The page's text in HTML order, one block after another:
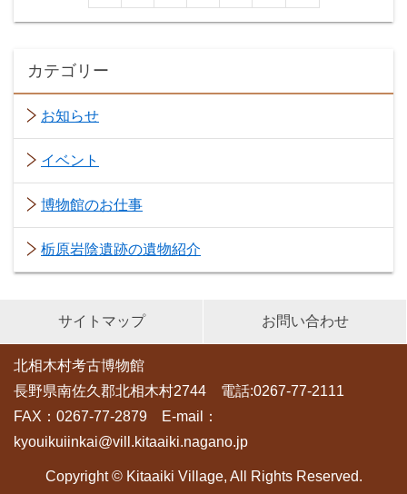
カテゴリー
お知らせ
イベント
博物館のお仕事
栃原岩陰遺跡の遺物紹介
サイトマップ お問い合わせ
北相木村考古博物館
長野県南佐久郡北相木村2744 電話:0267-77-2111
FAX：0267-77-2879 E-mail：
kyouikuiinkai@vill.kitaaiki.nagano.jp
Copyright © Kitaaiki Village, All Rights Reserved.